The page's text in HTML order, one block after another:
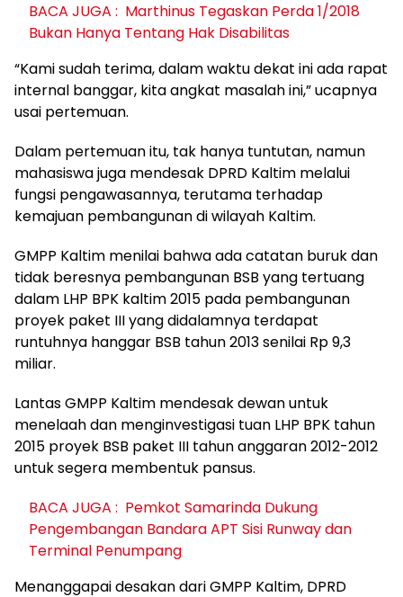
BACA JUGA : Marthinus Tegaskan Perda 1/2018
Bukan Hanya Tentang Hak Disabilitas
“Kami sudah terima, dalam waktu dekat ini ada rapat
internal banggar, kita angkat masalah ini,” ucapnya
usai pertemuan.
Dalam pertemuan itu, tak hanya tuntutan, namun
mahasiswa juga mendesak DPRD Kaltim melalui
fungsi pengawasannya, terutama terhadap
kemajuan pembangunan di wilayah Kaltim.
GMPP Kaltim menilai bahwa ada catatan buruk dan
tidak beresnya pembangunan BSB yang tertuang
dalam LHP BPK kaltim 2015 pada pembangunan
proyek paket III yang didalamnya terdapat
runtuhnya hanggar BSB tahun 2013 senilai Rp 9,3
miliar.
Lantas GMPP Kaltim mendesak dewan untuk
menelaah dan menginvestigasi tuan LHP BPK tahun
2015 proyek BSB paket III tahun anggaran 2012-2012
untuk segera membentuk pansus.
BACA JUGA : Pemkot Samarinda Dukung
Pengembangan Bandara APT Sisi Runway dan
Terminal Penumpang
Menanggapai desakan dari GMPP Kaltim, DPRD